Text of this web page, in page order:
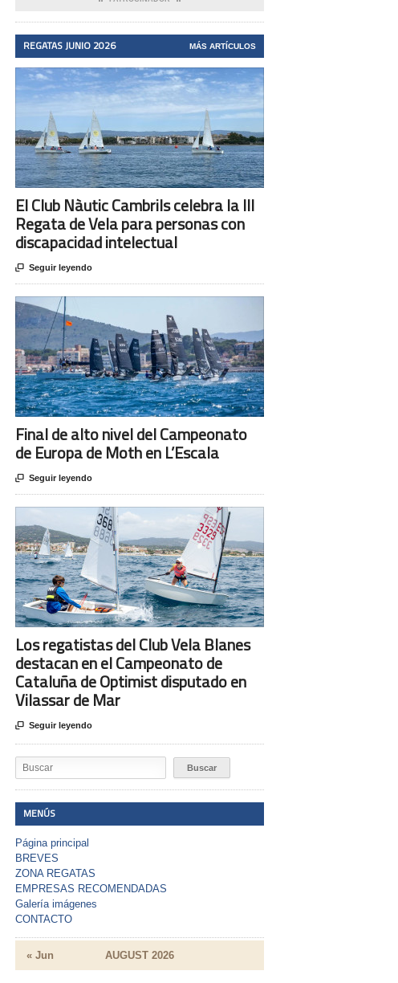
REGATAS JUNIO 2026 MÁS ARTÍCULOS
El Club Nàutic Cambrils celebra la III
Regata de Vela para personas con
discapacidad intelectual
 Seguir leyendo
Final de alto nivel del Campeonato
de Europa de Moth en L’Escala
 Seguir leyendo
Los regatistas del Club Vela Blanes
destacan en el Campeonato de
Cataluña de Optimist disputado en
Vilassar de Mar
 Seguir leyendo
MENÚS
Página principal
BREVES
ZONA REGATAS
EMPRESAS RECOMENDADAS
Galería imágenes
CONTACTO
AUGUST 2026
« Jun